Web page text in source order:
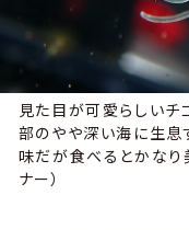
見た目が可愛らしいチ
部のやや深い海に生息
味だが食べるとかなり
ナー）